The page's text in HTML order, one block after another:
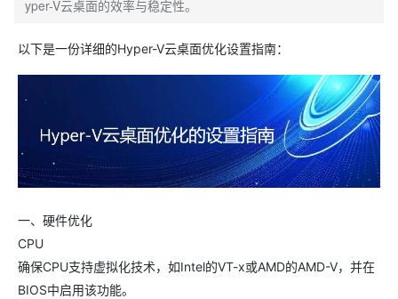
yper-V云桌面的效率与稳定性。
以下是一份详细的Hyper-V云桌面优化设置指南：
一、硬件优化
CPU
确保CPU支持虚拟化技术，如Intel的VT-x或AMD的AMD-V，并在
BIOS中启用该功能。